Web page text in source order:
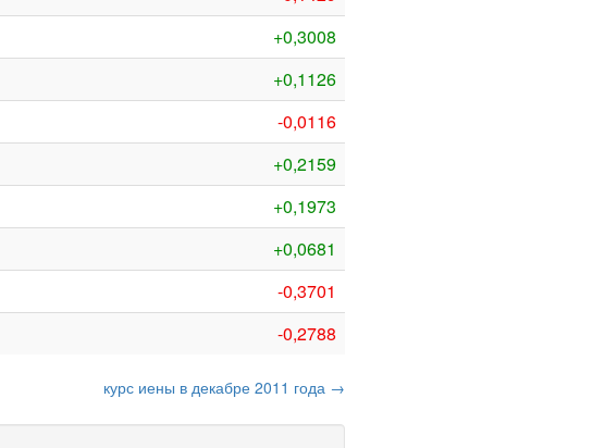
+0,3008
+0,1126
-0,0116
+0,2159
+0,1973
+0,0681
-0,3701
-0,2788
курс иены в декабре 2011 года →